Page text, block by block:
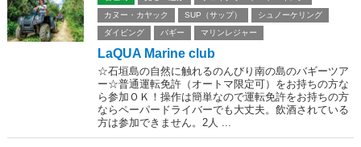
カヌー・カヤック
SUP（サップ）
シュノーケリング
ダイビング
バギー マリンレジャー
LaQUA Marine club
☆石垣島の自然に触れるのんびり南の島のバギーツア
ー☆普通運転免許（オートマ限定可）をお持ちの方な
ら参加ＯＫ！操作は簡単なので運転免許をお持ちの方
ならペーパードライバーでも大丈夫。飲酒されている
方は参加できません。2人 ...